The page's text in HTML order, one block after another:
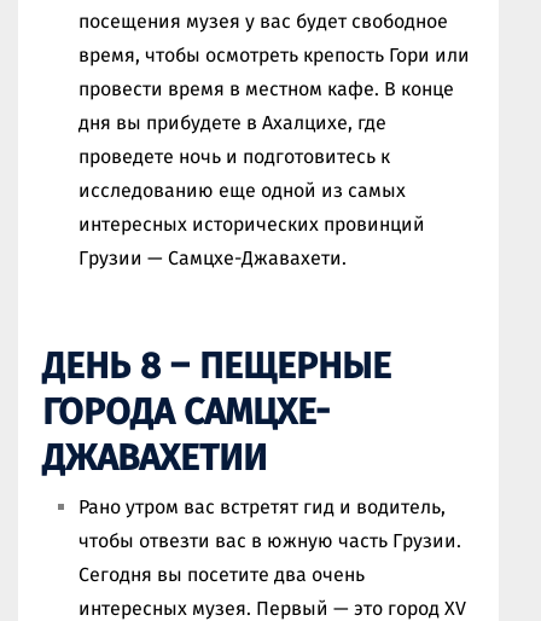
посещения музея у вас будет свободное
время, чтобы осмотреть крепость Гори или
провести время в местном кафе. В конце
дня вы прибудете в Ахалцихе, где
проведете ночь и подготовитесь к
исследованию еще одной из самых
интересных исторических провинций
Грузии — Самцхе-Джавахети.
ДЕНЬ 8 – ПЕЩЕРНЫЕ
ГОРОДА САМЦХЕ-
ДЖАВАХЕТИИ
Рано утром вас встретят гид и водитель,
чтобы отвезти вас в южную часть Грузии.
Сегодня вы посетите два очень
интересных музея. Первый — это город XV